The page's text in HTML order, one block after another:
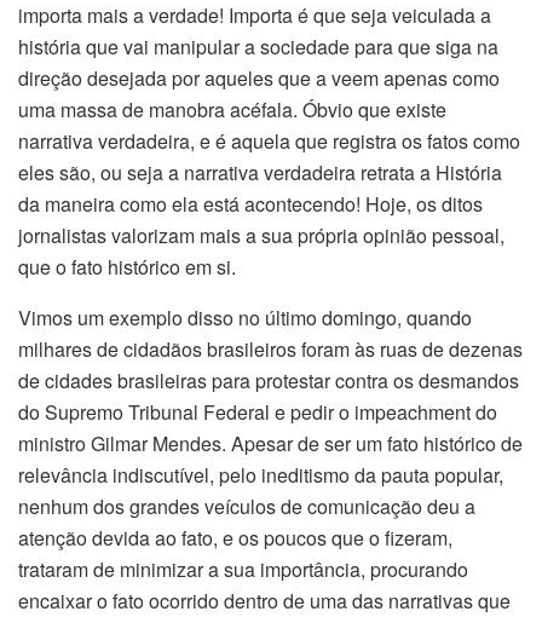
importa mais a verdade! Importa é que seja veiculada a
história que vai manipular a sociedade para que siga na
direção desejada por aqueles que a veem apenas como
uma massa de manobra acéfala. Óbvio que existe
narrativa verdadeira, e é aquela que registra os fatos como
eles são, ou seja a narrativa verdadeira retrata a História
da maneira como ela está acontecendo! Hoje, os ditos
jornalistas valorizam mais a sua própria opinião pessoal,
que o fato histórico em si.
Vimos um exemplo disso no último domingo, quando
milhares de cidadãos brasileiros foram às ruas de dezenas
de cidades brasileiras para protestar contra os desmandos
do Supremo Tribunal Federal e pedir o impeachment do
ministro Gilmar Mendes. Apesar de ser um fato histórico de
relevância indiscutível, pelo ineditismo da pauta popular,
nenhum dos grandes veículos de comunicação deu a
atenção devida ao fato, e os poucos que o fizeram,
trataram de minimizar a sua importância, procurando
encaixar o fato ocorrido dentro de uma das narrativas que